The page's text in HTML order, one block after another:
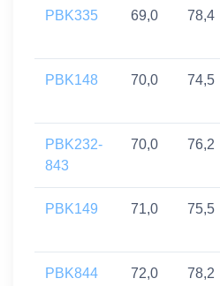
PBK335 69,0 78,4
PBK148 70,0 74,5
PBK232-
843
70,0 76,2
PBK149 71,0 75,5
PBK844 72,0 78,2